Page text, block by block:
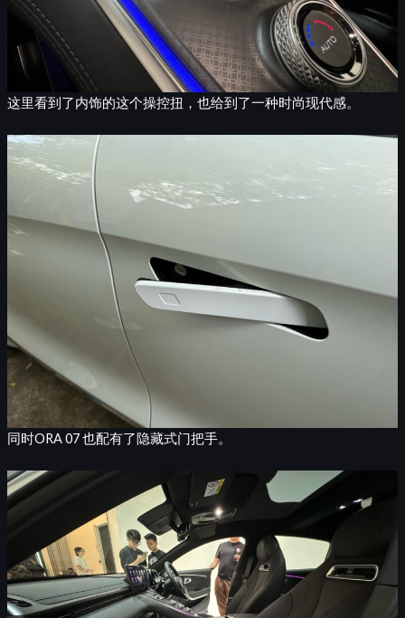
这里看到了内饰的这个操控扭，也给到了一种时尚现代感。
同时ORA 07 也配有了隐藏式门把手。